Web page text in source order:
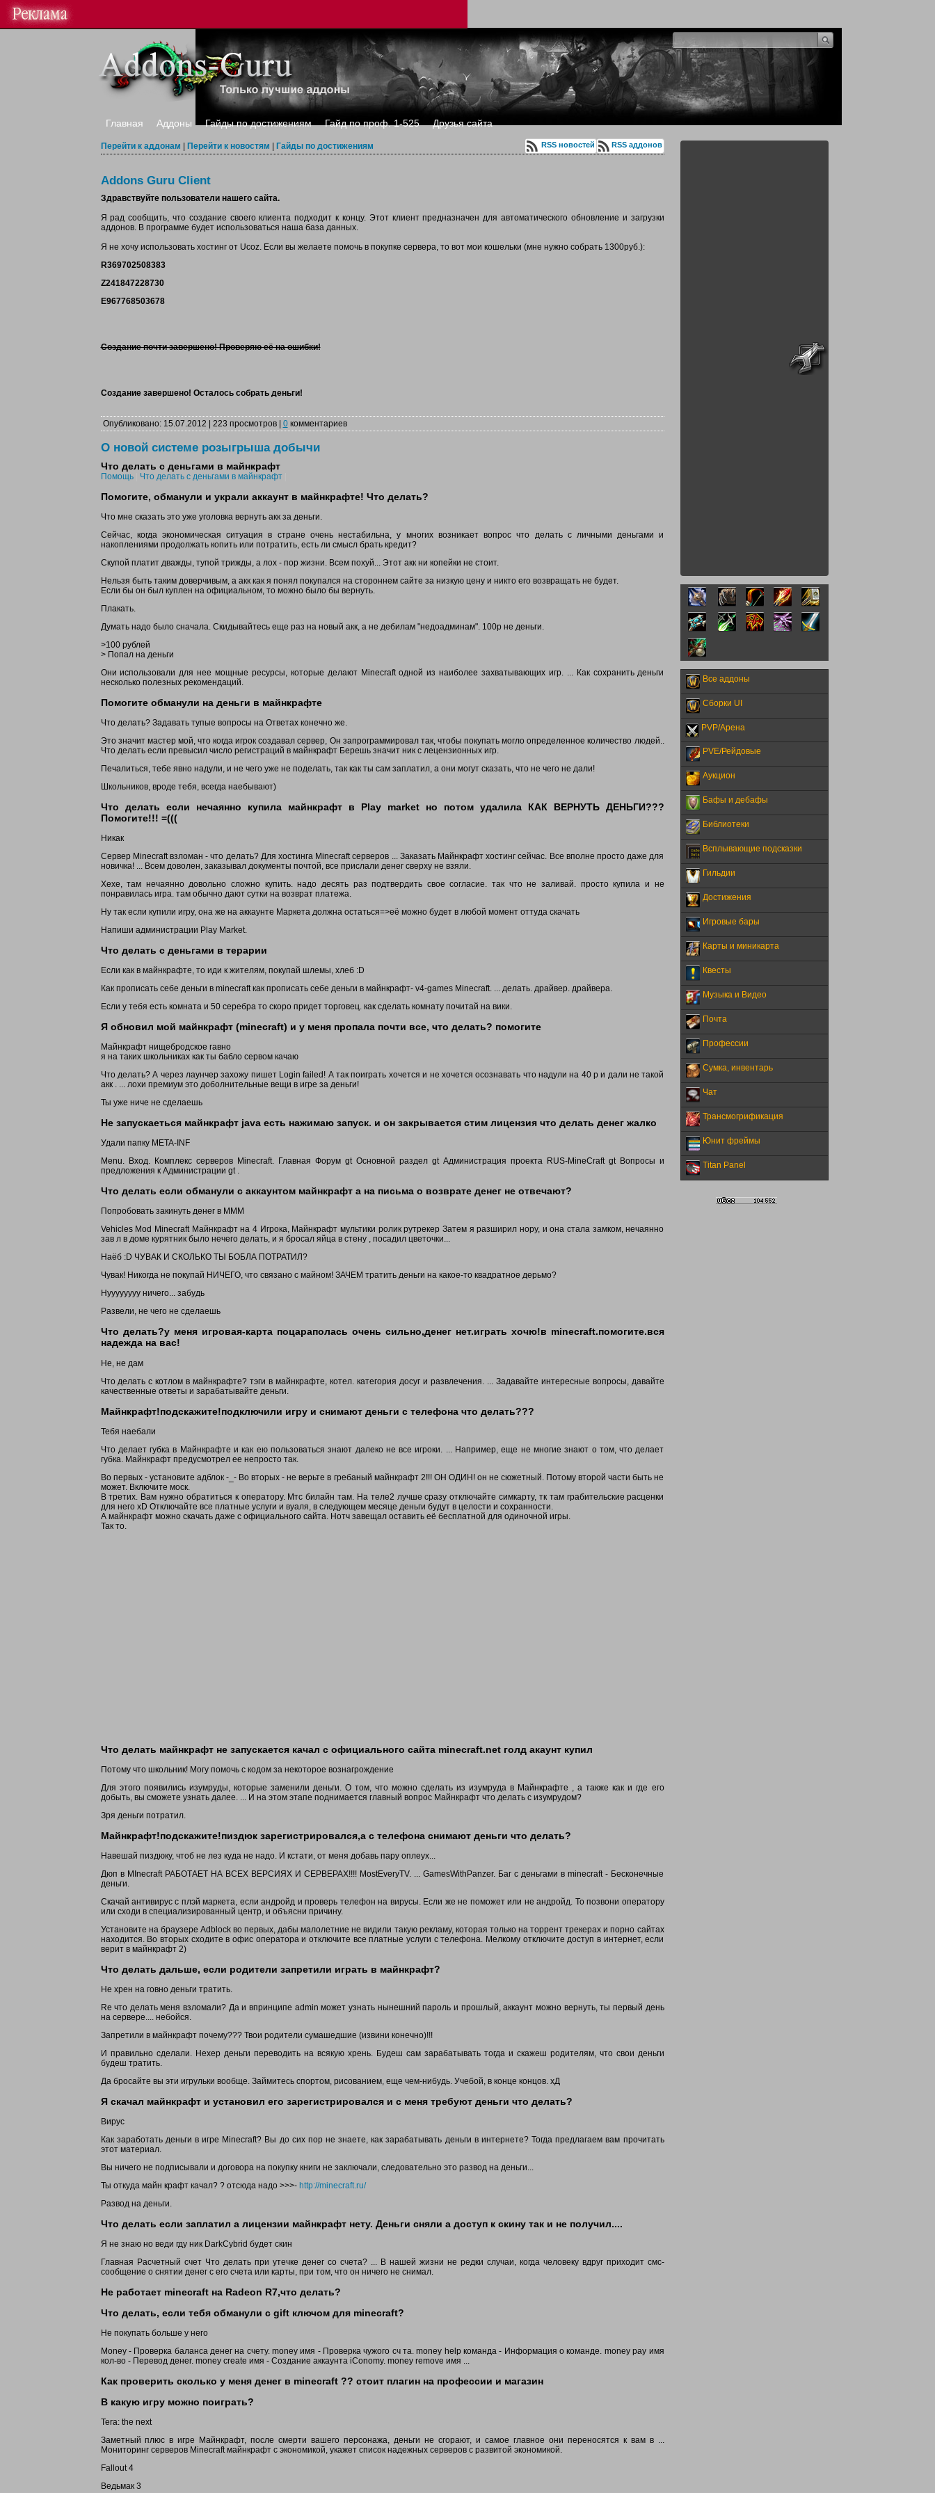
Главная Аддоны Гайды по достижениям Гайд по проф. 1-525 Друзья сайта
Все аддоны
Сборки UI
PVP/Арена
PVE/Рейдовые
Аукцион
Бафы и дебафы
Библиотеки
Всплывающие подсказки
Гильдии
Достижения
Игровые бары
Карты и миникарта
Квесты
Музыка и Видео
Почта
Профессии
Сумка, инвентарь
Чат
Трансмогрификация
Юнит фреймы
Titan Panel
Перейти к аддонам Перейти к новостям Гайды по достижениям RSS новостей RSS аддонов
Addons Guru Client
Здравствуйте пользователи нашего сайта.
Я рад сообщить, что создание своего клиента подходит к концу. Этот клиент предназначен для автоматического обновление и загрузки
аддонов. В программе будет использоваться наша база данных.
Я не хочу использовать хостинг от Ucoz. Если вы желаете помочь в покупке сервера, то вот мои кошельки (мне нужно собрать 1300руб.):
R369702508383
Z241847228730
E967768503678
Создание почти завершено! Проверяю её на ошибки!
Создание завершено! Осталось собрать деньги!
Опубликовано: 15.07.2012 | 223 просмотров | 0комментариев
О новой системе розыгрыша добычи
Что делать с деньгами в майнкрафт
Помощь| Что делать с деньгами в майнкрафт|
Помогите, обманули и украли аккаунт в майнкрафте! Что делать?
Что мне сказать это уже уголовка вернуть акк за деньги.
Сейчас, когда экономическая ситуация в стране очень нестабильна, у многих возникает вопрос что делать с личными деньгами и
накоплениями продолжать копить или потратить, есть ли смысл брать кредит?
Скупой платит дважды, тупой трижды, а лох - пор жизни. Всем похуй... Этот акк ни копейки не стоит.
Нельзя быть таким доверчивым, а акк как я понял покупался на стороннем сайте за низкую цену и никто его возвращать не будет.
Если бы он был куплен на официальном, то можно было бы вернуть.
Плакать.
Думать надо было сначала. Скидывайтесь еще раз на новый акк, а не дебилам "недоадминам". 100р не деньги.
>100 рублей
> Попал на деньги
Они использовали для нее мощные ресурсы, которые делают Minecraft одной из наиболее захватывающих игр. ... Как сохранить деньги
несколько полезных рекомендаций.
Помогите обманули на деньги в майнкрафте
Что делать? Задавать тупые вопросы на Ответах конечно же.
Это значит мастер мой, что когда игрок создавал сервер, Он запрограммировал так, чтобы покупать могло определенное количество людей..
Что делать если превысил число регистраций в майнкрафт Берешь значит ник с лецензионных игр.
Печалиться, тебе явно надули, и не чего уже не поделать, так как ты сам заплатил, а они могут сказать, что не чего не дали!
Школьников, вроде тебя, всегда наебывают)
Что делать если нечаянно купила майнкрафт в Play market но потом удалила КАК ВЕРНУТЬ ДЕНЬГИ???
Помогите!!! =(((
Никак
Сервер Minecraft взломан - что делать? Для хостинга Minecraft серверов ... Заказать Майнкрафт хостинг сейчас. Все вполне просто даже для
новичка! ... Всем доволен, заказывал документы почтой, все прислали денег сверху не взяли.
Хехе, там нечаянно довольно сложно купить. надо десять раз подтвердить свое согласие. так что не заливай. просто купила и не
понравилась игра. там обычно дают сутки на возврат платежа.
Ну так если купили игру, она же на аккаунте Маркета должна остаться=>её можно будет в любой момент оттуда скачать
Напиши администрации Play Market.
Что делать с деньгами в терарии
Если как в майнкрафте, то иди к жителям, покупай шлемы, хлеб :D
Как прописать себе деньги в minecraft как прописать себе деньги в майнкрафт- v4-games Minecraft. ... делать. драйвер. драйвера.
Если у тебя есть комната и 50 серебра то скоро придет торговец. как сделать комнату почитай на вики.
Я обновил мой майнкрафт (minecraft) и у меня пропала почти все, что делать? помогите
Майнкрафт нищебродское гавно
я на таких школьниках как ты бабло сервом качаю
Что делать? А через лаунчер захожу пишет Login failed! А так поиграть хочется и не хочется осознавать что надули на 40 р и дали не такой
акк . ... лохи премиум это доболнительные вещи в игре за деньги!
Ты уже ниче не сделаешь
Не запускаеться майнкрафт java есть нажимаю запуск. и он закрывается стим лицензия что делать денег жалко
Удали папку META-INF
Menu. Вход. Комплекс серверов Minecraft. Главная Форум gt Основной раздел gt Администрация проекта RUS-MineCraft gt Вопросы и
предложения к Администрации gt .
Что делать если обманули с аккаунтом майнкрафт а на письма о возврате денег не отвечают?
Попробовать закинуть денег в МММ
Vehicles Mod Minecraft Майнкрафт на 4 Игрока, Майнкрафт мультики ролик рутрекер Затем я разширил нору, и она стала замком, нечаянно
зав л в доме курятник было нечего делать, и я бросал яйца в стену , посадил цветочки...
Наёб :D ЧУВАК И СКОЛЬКО ТЫ БОБЛА ПОТРАТИЛ?
Чувак! Никогда не покупай НИЧЕГО, что связано с майном! ЗАЧЕМ тратить деньги на какое-то квадратное дерьмо?
Нуууууууу ничего... забудь
Развели, не чего не сделаешь
Что делать?у меня игровая-карта поцараполась очень сильно,денег нет.играть хочю!в minecraft.помогите.вся
надежда на вас!
Не, не дам
Что делать с котлом в майнкрафте? тэги в майнкрафте, котел. категория досуг и развлечения. ... Задавайте интересные вопросы, давайте
качественные ответы и зарабатывайте деньги.
Майнкрафт!подскажите!подключили игру и снимают деньги с телефона что делать???
Тебя наебали
Что делает губка в Майнкрафте и как ею пользоваться знают далеко не все игроки. ... Например, еще не многие знают о том, что делает
губка. Майнкрафт предусмотрел ее непросто так.
Во первых - установите адблок -_- Во вторых - не верьте в гребаный майнкрафт 2!!! ОН ОДИН! он не сюжетный. Потому второй части быть не
может. Включите моск.
В третих. Вам нужно обратиться к оператору. Мтс билайн там. На теле2 лучше сразу отключайте симкарту, тк там грабительские расценки
для него xD Отключайте все платные услуги и вуаля, в следующем месяце деньги будут в целости и сохранности.
А майнкрафт можно скачать даже с официального сайта. Нотч завещал оставить её бесплатной для одиночной игры.
Так то.
Что делать майнкрафт не запускается качал с официального сайта minecraft.net голд акаунт купил
Потому что школьник! Могу помочь с кодом за некоторое вознагрождение
Для этого появились изумруды, которые заменили деньги. О том, что можно сделать из изумруда в Майнкрафте , а также как и где его
добыть, вы сможете узнать далее. ... И на этом этапе поднимается главный вопрос Майнкрафт что делать с изумрудом?
Зря деньги потратил.
Майнкрафт!подскажите!пиздюк зарегистрировался,а с телефона снимают деньги что делать?
Навешай пиздюку, чтоб не лез куда не надо. И кстати, от меня добавь пару оплеух...
Дюп в MInecraft РАБОТАЕТ НА ВСЕХ ВЕРСИЯХ И СЕРВЕРАХ!!!! MostEveryTV. ... GamesWithPanzer. Баг с деньгами в minecraft - Бесконечные
деньги.
Скачай антивирус с плэй маркета, если андройд и проверь телефон на вирусы. Если же не поможет или не андройд. То позвони оператору
или сходи в специализированный центр, и объясни причину.
Установите на браузере Adblock во первых, дабы малолетние не видили такую рекламу, которая только на торрент трекерах и порно сайтах
находится. Во вторых сходите в офис оператора и отключите все платные услуги с телефона. Мелкому отключите доступ в интернет, если
верит в майнкрафт 2)
Что делать дальше, если родители запретили играть в майнкрафт?
Не хрен на говно деньги тратить.
Re что делать меня взломали? Да и впринципе admin может узнать нынешний пароль и прошлый, аккаунт можно вернуть, ты первый день
на сервере.... небойся.
Запретили в майнкрафт почему??? Твои родители сумашедшие (извини конечно)!!!
И правильно сделали. Нехер деньги переводить на всякую хрень. Будеш сам зарабатывать тогда и скажеш родителям, что свои деньги
будеш тратить.
Да бросайте вы эти игрульки вообще. Займитесь спортом, рисованием, еще чем-нибудь. Учебой, в конце концов. хД
Я скачал майнкрафт и установил его зарегистрировался и с меня требуют деньги что делать?
Вирус
Как заработать деньги в игре Minecraft? Вы до сих пор не знаете, как зарабатывать деньги в интернете? Тогда предлагаем вам прочитать
этот материал.
Вы ничего не подписывали и договора на покупку книги не заключали, следовательно это развод на деньги...
Ты откуда майн крафт качал? ? отсюда надо >>>- http://minecraft.ru/
Развод на деньги.
Что делать если заплатил а лицензии майнкрафт нету. Деньги сняли а доступ к скину так и не получил....
Я не знаю но веди гду ник DarkCybrid будет скин
Главная Расчетный счет Что делать при утечке денег со счета? ... В нашей жизни не редки случаи, когда человеку вдруг приходит смс-
сообщение о снятии денег с его счета или карты, при том, что он ничего не снимал.
Не работает minecraft на Radeon R7,что делать?
Что делать, если тебя обманули с gift ключом для minecraft?
Не покупать больше у него
Money - Проверка баланса денег на счету. money имя - Проверка чужого сч та. money help команда - Информация о команде. money pay имя
кол-во - Перевод денег. money create имя - Создание аккаунта iConomy. money remove имя ...
Как проверить сколько у меня денег в minecraft ?? стоит плагин на профессии и магазин
В какую игру можно поиграть?
Tera: the next
Заметный плюс в игре Майнкрафт, после смерти вашего персонажа, деньги не сгорают, и самое главное они переносятся к вам в ...
Мониторинг серверов Minecraft майнкрафт с экономикой, укажет список надежных серверов с развитой экономикой.
Fallout 4
Ведьмак 3